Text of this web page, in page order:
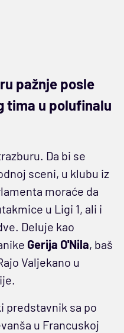
pažnje posle
tima u polufinalu
Da bi se
sceni, u klubu iz
moraće da
u Ligi 1, ali i
Deluje kao
Gerija O'Nila, baš
Valjekano u
predstavnik sa po
u Francuskoj